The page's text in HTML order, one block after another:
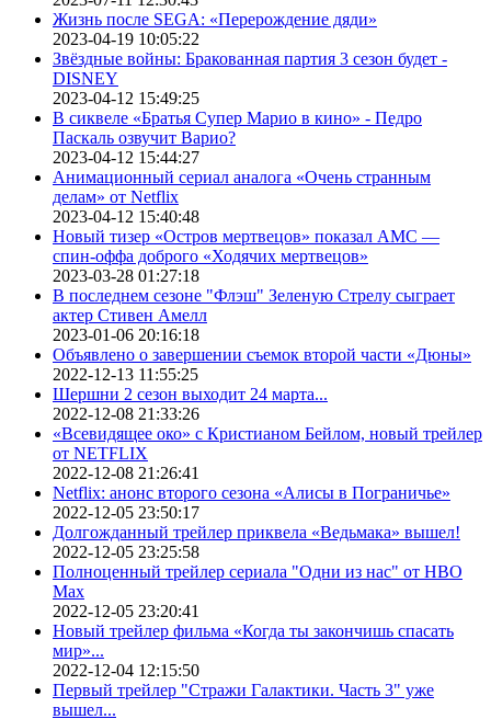
Жизнь после SEGA: «Перерождение дяди»
2023-04-19 10:05:22
Звёздные войны: Бракованная партия 3 сезон будет -
DISNEY
2023-04-12 15:49:25
В сиквеле «Братья Супер Марио в кино» - Педро
Паскаль озвучит Варио?
2023-04-12 15:44:27
Анимационный сериал аналога «Очень странным
делам» от Netflix
2023-04-12 15:40:48
Новый тизер «Остров мертвецов» показал АМС —
спин-оффа доброго «Ходячих мертвецов»
2023-03-28 01:27:18
В последнем сезоне "Флэш" Зеленую Стрелу сыграет
актер Стивен Амелл
2023-01-06 20:16:18
Объявлено о завершении съемок второй части «Дюны»
2022-12-13 11:55:25
Шершни 2 сезон выходит 24 марта...
2022-12-08 21:33:26
«Всевидящее око» с Кристианом Бейлом, новый трейлер
от NETFLIX
2022-12-08 21:26:41
Netflix: анонс второго сезона «Алисы в Пограничье»
2022-12-05 23:50:17
Долгожданный трейлер приквела «Ведьмака» вышел!
2022-12-05 23:25:58
Полноценный трейлер сериала "Одни из нас" от HBO
Max
2022-12-05 23:20:41
Новый трейлер фильма «Когда ты закончишь спасать
мир»...
2022-12-04 12:15:50
Первый трейлер "Стражи Галактики. Часть 3" уже
вышел...